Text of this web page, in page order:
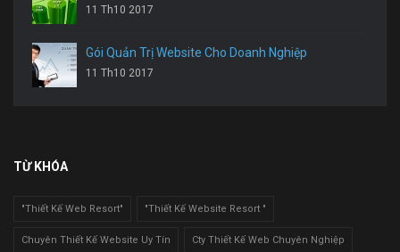
11 Th10 2017
Gói Quản Trị Website Cho Doanh Nghiệp
11 Th10 2017
TỪ KHÓA
"Thiết Kế Web Resort" "Thiết Kế Website Resort "
Chuyên Thiết Kế Website Uy Tín Cty Thiết Kế Web Chuyên Nghiệp